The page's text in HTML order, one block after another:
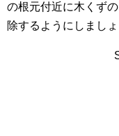
の根元付近に木くず
除するようにしましょ